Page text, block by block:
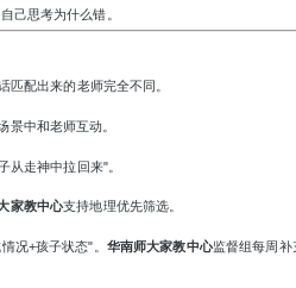
己思考为什么错。
匹配出来的老师完全不同。
景中和老师互动。
从走神中拉回来"。
家教中心支持地理优先筛选。
况+孩子状态"。 华南师大家教中心监督组每周补